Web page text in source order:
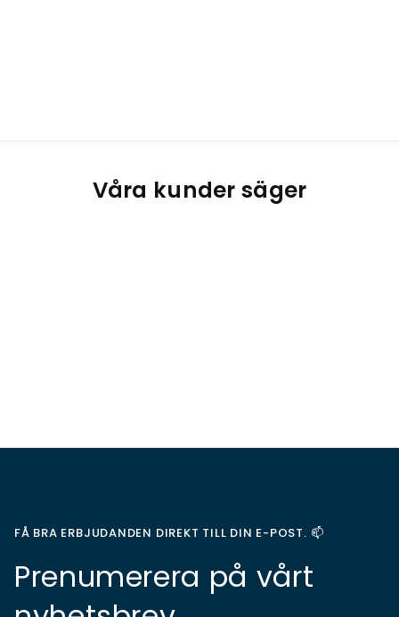
Våra kunder säger
FÅ BRA ERBJUDANDEN DIREKT TILL DIN E-POST. 📫
Prenumerera på vårt